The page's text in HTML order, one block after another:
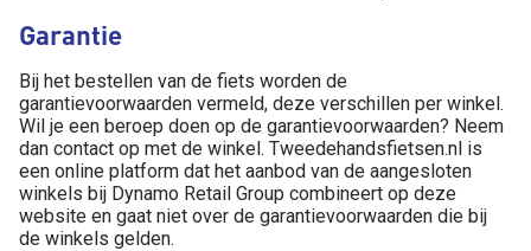
Garantie
Bij het bestellen van de fiets worden de
garantievoorwaarden vermeld, deze verschillen per winkel.
Wil je een beroep doen op de garantievoorwaarden? Neem
dan contact op met de winkel. Tweedehandsfietsen.nl is
een online platform dat het aanbod van de aangesloten
winkels bij Dynamo Retail Group combineert op deze
website en gaat niet over de garantievoorwaarden die bij
de winkels gelden.